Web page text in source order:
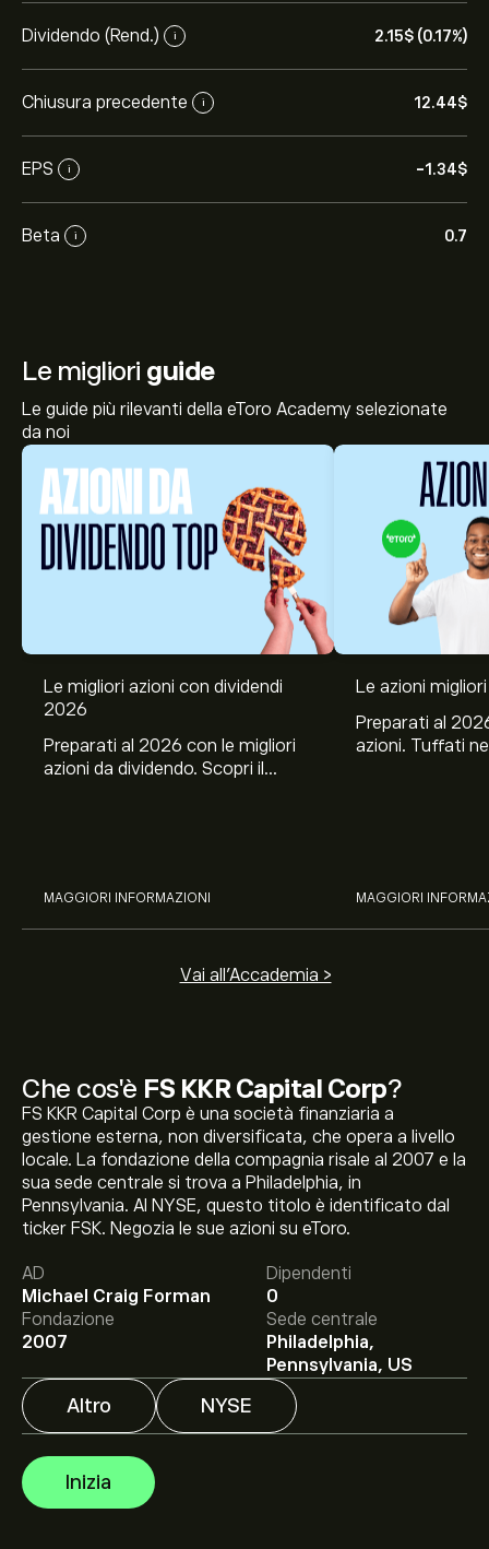
Dividendo (Rend.) i 2.15‎$‎ (0.17%)
Chiusura precedente i 12.44‎$‎
EPS i -1.34‎$‎
Beta i 0.7
Che cos'è FS KKR Capital Corp?
FS KKR Capital Corp è una società finanziaria a
gestione esterna, non diversificata, che opera a livello
locale. La fondazione della compagnia risale al 2007 e la
sua sede centrale si trova a Philadelphia, in
Pennsylvania. Al NYSE, questo titolo è identificato dal
ticker FSK. Negozia le sue azioni su eToro.
AD
Michael Craig Forman
Dipendenti
0
Fondazione
2007
Sede centrale
Philadelphia,
Pennsylvania, US
Altro NYSE
Inizia
Le migliori guide
Le guide più rilevanti della eToro Academy selezionate
da noi
Le migliori azioni con dividendi
2026
Preparati al 2026 con le migliori
azioni da dividendo. Scopri il
MAGGIORI INFORMAZIONI
Le azioni
Preparati al
azioni. Tuffati
MAGGIORI
Vai all'Accademia >
Il prezzo attuale delle azioni FSK è di 12.44‎$‎.
Il target di prezzo medio per le azioni FS KKR Capital
su eToro per previsioni
dettagliate degli analisti e obiettivi di prezzo.
Gli analisti offrono previsioni per le azioni FS KKR Capital
Corp basate su tendenze di mercato, rapporti finanziari
e crescita prevista. Consulta le previsioni recenti per i
futuri movimenti dei prezzi.